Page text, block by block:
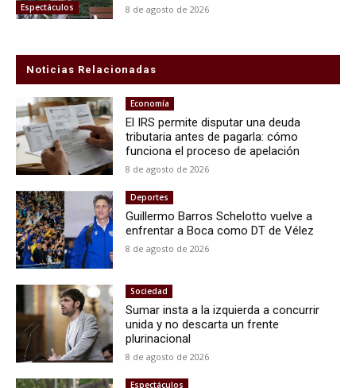
Espectáculos 8 de agosto de 2026
Noticias Relacionadas
Economía
El IRS permite disputar una deuda
tributaria antes de pagarla: cómo
funciona el proceso de apelación
8 de agosto de 2026
Deportes
Guillermo Barros Schelotto vuelve a
enfrentar a Boca como DT de Vélez
8 de agosto de 2026
Sociedad
Sumar insta a la izquierda a concurrir
unida y no descarta un frente
plurinacional
8 de agosto de 2026
Espectáculos